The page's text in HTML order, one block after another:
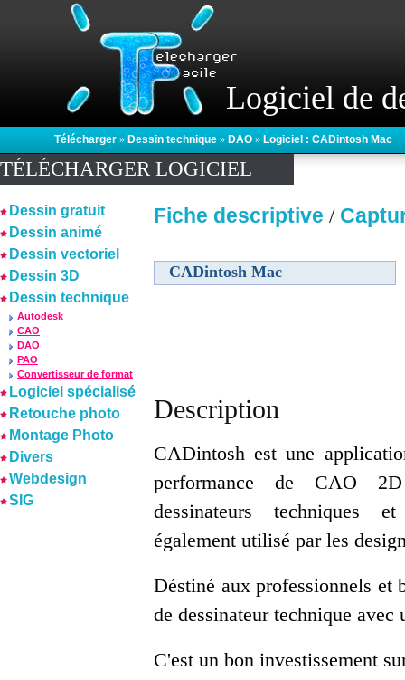
Logiciel de
Télécharger » Dessin technique » DAO » Logiciel : CADintosh Mac
TÉLÉCHARGER LOGICIEL
Dessin gratuit
Dessin animé
Dessin vectoriel
Dessin 3D
Dessin technique
Autodesk
CAO
DAO
PAO
Convertisseur de format
Logiciel spécialisé
Retouche photo
Montage Photo
Divers
Webdesign
SIG
Fiche descriptive /
CADintosh Mac
Description
CADintosh est une
performance de CAO
dessinateurs techniques
également utilisé par les
Déstiné aux professionnels et
de dessinateur technique
C'est un bon investissement